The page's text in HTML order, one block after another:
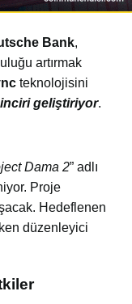
Bank,
artırmak
teknolojisini
geliştiriyor.
Dama 2” adlı
Proje
Hedeflenen
düzenleyici